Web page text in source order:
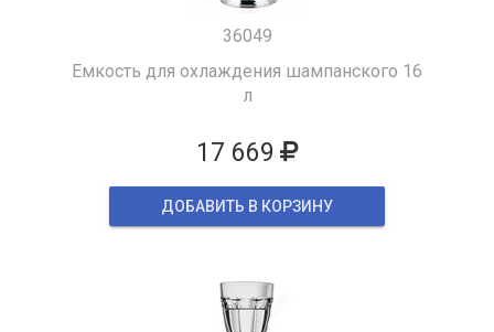
36049
Емкость для охлаждения шампанского 16
л
17 669
ДОБАВИТЬ В КОРЗИНУ